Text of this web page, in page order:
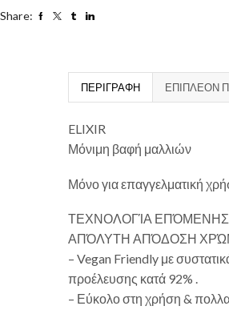
Share:
ΠΕΡΙΓΡΑΦΉ ΕΠΙΠΛΈΟΝ
ELIXIR
Μόνιμη βαφή μαλλιών
Μόνο για επαγγελματική
ΤΕΧΝΟΛΟΓΊΑ ΕΠΌΜΕΝΗΣ
ΑΠΌΛΥΤΗ ΑΠΌΔΟΣΗ
– Vegan Friendly με
προέλευσης κατά 92% .
– Εύκολο στη χρήση &